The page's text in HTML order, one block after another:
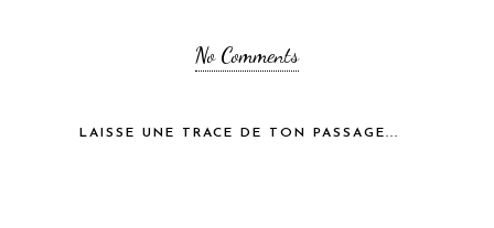
No Comments
LAISSE UNE TRACE DE TON PASSAGE...